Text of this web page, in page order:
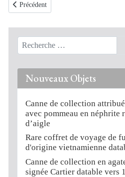
Article précédent : Memento Mori en
Précédent
Nouveaux Objets
Canne de collection
avec pommeau en néphrite
d’aigle
Rare coffret de voyage de
d'origine vietnamienne
Canne de collection en
signée Cartier datable vers